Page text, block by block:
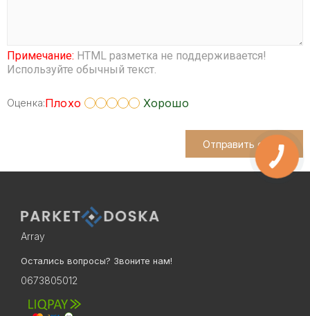
Примечание: HTML разметка не поддерживается!
Используйте обычный текст.
Оценка:Плохо Хорошо
Отправить отзыв
Array
Остались вопросы? Звоните нам!
0673805012